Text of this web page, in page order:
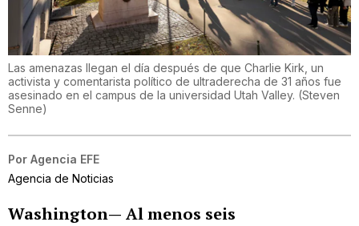
Las amenazas llegan el día después de que Charlie Kirk, un
activista y comentarista político de ultraderecha de 31 años fue
asesinado en el campus de la universidad Utah Valley. (Steven
Senne)
Por Agencia EFE
Agencia de Noticias
Washington— Al menos seis